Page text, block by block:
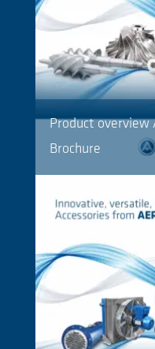
Product overview
Brochure